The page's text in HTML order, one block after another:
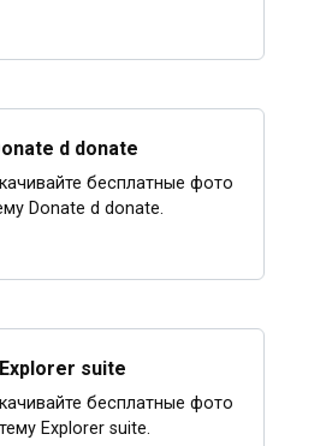
d donate
бесплатные фото
Donate d donate.
Explorer suite
бесплатные фото
Explorer suite.